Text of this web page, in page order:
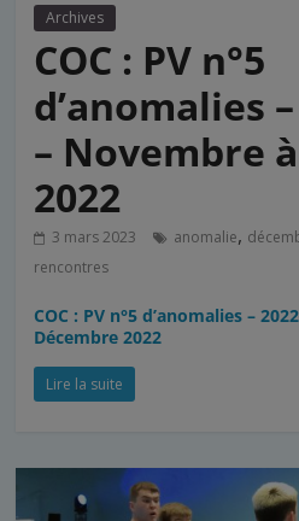
Archives
COC : PV n°5
d’anomalies
– Novembre
2022
3 mars 2023 anomalie,
rencontres
COC : PV n°5 d’anomalies –
Décembre 2022
Lire la suite